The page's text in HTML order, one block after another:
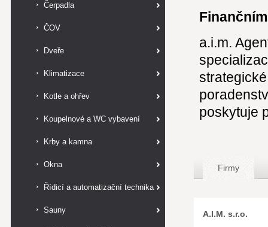
Čerpadla
ČOV
Dveře
Klimatizace
Kotle a ohřev
Koupelnové a WC vybavení
Krby a kamna
Okna
Řídicí a automatizační technika
Sauny
a.i.m.
poskytuje
Firmy
A.I.M. s.r.o.